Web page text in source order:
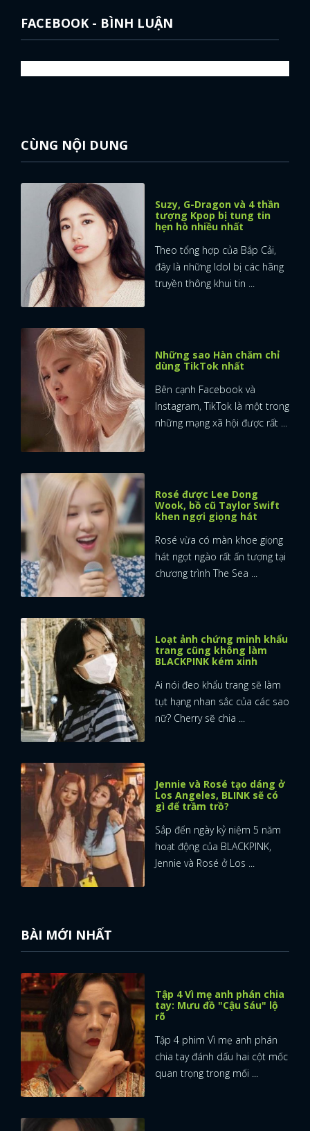
FACEBOOK - BÌNH LUẬN
CÙNG NỘI DUNG
Suzy, G-Dragon và 4 thần
tượng Kpop bị tung tin
hẹn hò nhiều nhất
Theo tổng hợp của Bắp Cải,
đây là những Idol bị các hãng
truyền thông khui tin ...
Những sao Hàn chăm chỉ
dùng TikTok nhất
Bên cạnh Facebook và
Instagram, TikTok là một trong
những mạng xã hội được rất ...
Rosé được Lee Dong
Wook, bồ cũ Taylor Swift
khen ngợi giọng hát
Rosé vừa có màn khoe giọng
hát ngọt ngào rất ấn tượng tại
chương trình The Sea ...
Loạt ảnh chứng minh khẩu
trang cũng không làm
BLACKPINK kém xinh
Ai nói đeo khẩu trang sẽ làm
tụt hạng nhan sắc của các sao
nữ? Cherry sẽ chia ...
Jennie và Rosé tạo dáng ở
Los Angeles, BLINK sẽ có
gì để trầm trồ?
Sắp đến ngày kỷ niệm 5 năm
hoạt động của BLACKPINK,
Jennie và Rosé ở Los ...
BÀI MỚI NHẤT
Tập 4 Vì mẹ anh phán chia
tay: Mưu đồ "Cậu Sáu" lộ
rõ
Tập 4 phim Vì mẹ anh phán
chia tay đánh dấu hai cột mốc
quan trọng trong mối ...